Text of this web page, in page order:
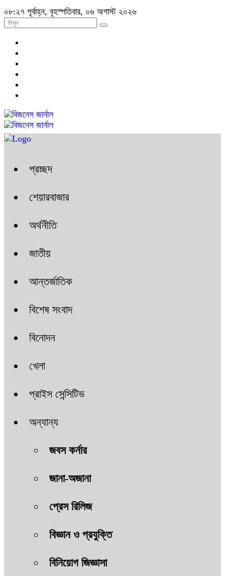
০৮:২৭ পূর্বাহ্ন, বৃহস্পতিবার, ০৬ অগাস্ট ২০২৬
প্রচ্ছদ
শেয়ারবাজার
অর্থনীতি
জাতীয়
আন্তর্জাতিক
বিশেষ সংবাদ
বিনোদন
খেলা
প্রাইস সেন্সিটিভ
অন্যান্য
জবস কর্নার
জানা-অজানা
প্রেস রিলিজ
বিজ্ঞান ও প্রযুক্তি
বিনিয়োগ জিজ্ঞাসা